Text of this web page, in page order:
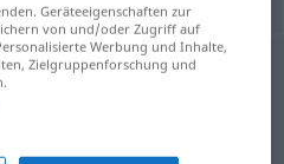
Geräteeigenschaften zur
von und/oder Zugriff auf
Werbung und Inhalte,
Zielgruppenforschung und